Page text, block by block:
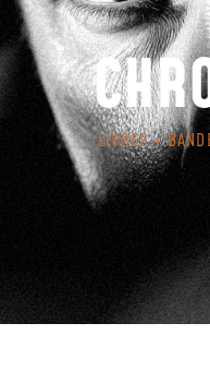
LIVRES •